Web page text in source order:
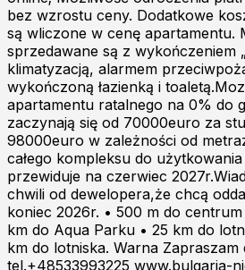
bez wzrostu ceny. Dodatkowe
są wliczone w cenę apartamentu.
sprzedawane są z wykończeniem
klimatyzacją, alarmem
wykończoną łazienką i
apartamentu ratalnego na 0% do
zaczynają się od 70000euro za
98000euro w zależności od
całego kompleksu do
przewiduje na czerwiec
chwili od dewelopera,że chcą
koniec 2026r. • 500 m do
km do Aqua Parku • 25 km do
km do lotniska. Warna
tel.+48533993225 www.bulgaria-